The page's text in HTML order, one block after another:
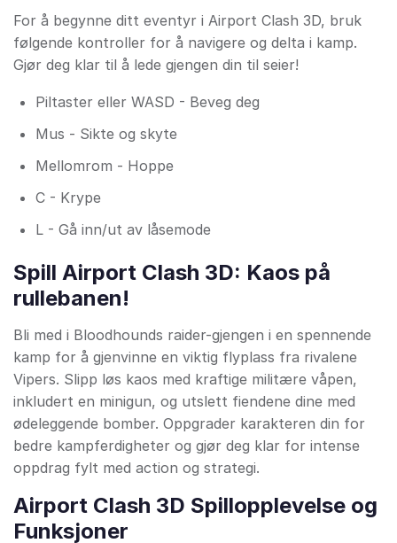
For å begynne ditt eventyr i Airport Clash 3D, bruk
følgende kontroller for å navigere og delta i kamp.
Gjør deg klar til å lede gjengen din til seier!
Piltaster eller WASD - Beveg deg
Mus - Sikte og skyte
Mellomrom - Hoppe
C - Krype
L - Gå inn/ut av låsemode
Spill Airport Clash 3D: Kaos på
rullebanen!
Bli med i Bloodhounds raider-gjengen i en spennende
kamp for å gjenvinne en viktig flyplass fra rivalene
Vipers. Slipp løs kaos med kraftige militære våpen,
inkludert en minigun, og utslett fiendene dine med
ødeleggende bomber. Oppgrader karakteren din for
bedre kampferdigheter og gjør deg klar for intense
oppdrag fylt med action og strategi.
Airport Clash 3D Spillopplevelse og
Funksjoner